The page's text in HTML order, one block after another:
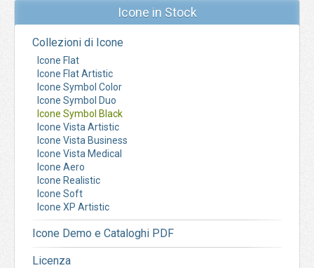
Icone in Stock
Collezioni di Icone
Icone Flat
Icone Flat Artistic
Icone Symbol Color
Icone Symbol Duo
Icone Symbol Black
Icone Vista Artistic
Icone Vista Business
Icone Vista Medical
Icone Aero
Icone Realistic
Icone Soft
Icone XP Artistic
Icone Demo e Cataloghi PDF
Licenza